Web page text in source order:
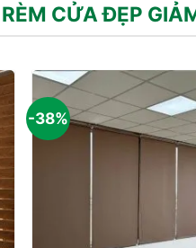
CỬA ĐẸP
-38%